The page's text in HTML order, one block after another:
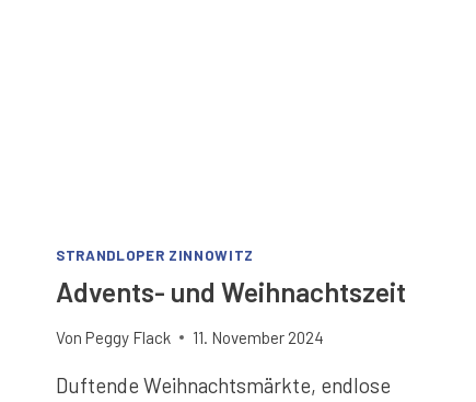
STRANDLOPER ZINNOWITZ
Advents- und Weihnachtszeit
Von Peggy Flack 11. November 2024
Duftende Weihnachtsmärkte, endlose